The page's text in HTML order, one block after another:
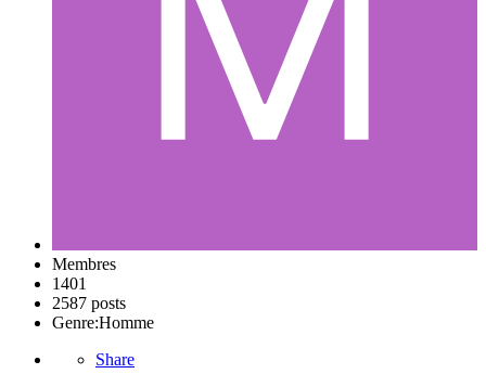
Membres
1401
2587 posts
Genre:Homme
Share